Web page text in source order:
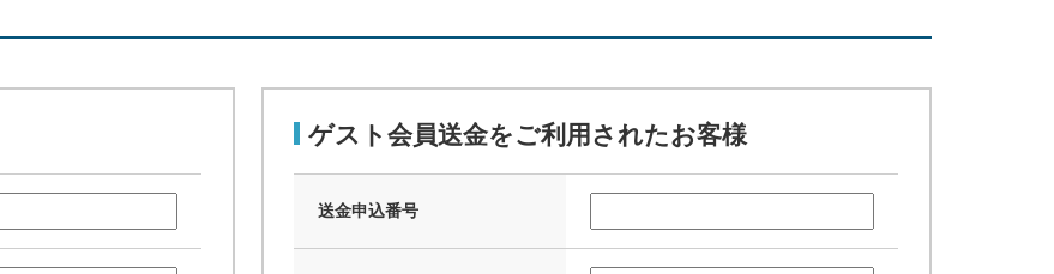
ゲスト会員送金をご利用されたお客様
送金申込番号